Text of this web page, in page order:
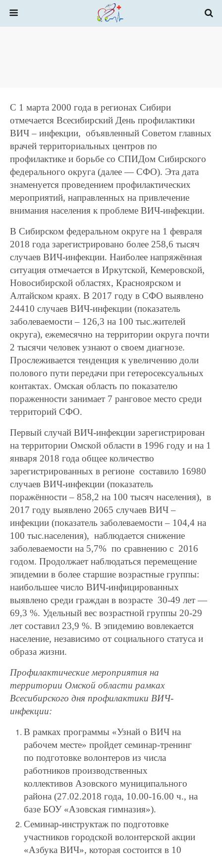
С 1 марта 2000 года в регионах Сибири
отмечается Всесибирский День профилактики
ВИЧ – инфекции, объявленный Советом главных
врачей территориальных центров по
профилактике и борьбе со СПИДом Сибирского
федерального округа (далее — СФО). Эта дата
знаменуется проведением профилактических
мероприятий, направленных на привлечение
внимания населения к проблеме ВИЧ-инфекции.
В Сибирском федеральном округе на 1 февраля
2018 года зарегистрировано более 258,6 тысяч
случаев ВИЧ-инфекции. Наиболее напряжённая
ситуация отмечается в Иркутской, Кемеровской,
Новосибирской областях, Красноярском и
Алтайском краях. В 2017 году в СФО выявлено
24410 случаев ВИЧ-инфекции (показатель
заболеваемости – 126,3 на 100 тыс.жителей
округа), ежемесячно на территории округа почти
2 тысячи человек узнают о своем диагнозе.
Прослеживается тенденция к увеличению доли
полового пути передачи при гетеросексуальных
контактах. Омская область по показателю
пораженности занимает 7 ранговое место среди
территорий СФО.
Первый случай ВИЧ-инфекции зарегистрирован
на территории Омской области в 1996 году и на 1
января 2018 года общее количество
зарегистрированных в регионе составило 16980
случаев ВИЧ-инфекции (показатель
поражённости – 858,2 на 100 тысяч населения), в
2017 году выявлено 2065 случаев ВИЧ –
инфекции (показатель заболеваемости – 104,4 на
100 тыс.населения), наблюдается снижение
заболеваемости на 5,7% по сравнению с 2016
годом. Продолжает наблюдаться перемещение
эпидемии в более старшие возрастные группы:
наибольшее число ВИЧ-инфицированных
выявлено среди граждан в возрасте 30-49 лет —
69,3 %. Удельный вес возрастной группы 20-29
лет составил 23,9 %. В эпидемию вовлекается
население, независимо от социального статуса и
образа жизни.
Профилактические мероприятия на
территории Омской области рамках
Всесибирского дня профилактики ВИЧ-
инфекции:
В рамках программы «Узнай о ВИЧ на
рабочем месте» пройдет семинар-тренинг
по подготовке волонтеров из числа
работников производственных
коллективов Азовского муниципального
района (27.02.2018 года, 10.00-16.00 ч., на
базе БОУ «Азовская гимназия»).
Семинар-инструктаж по подготовке
участников городской волонтерской акции
«Азбука ВИЧ», которая состоится в 10